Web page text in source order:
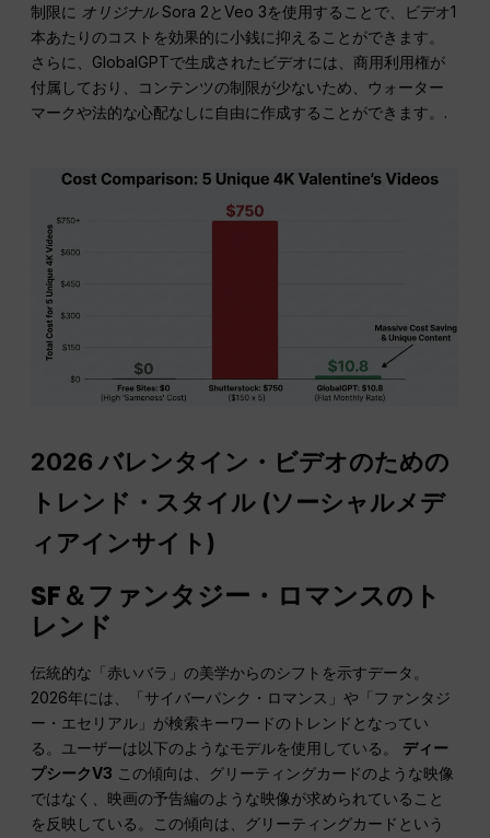
制限に オリジナルSora 2とVeo 3を使用することで、ビデオ1
本あたりのコストを効果的に小銭に抑えることができます。
さらに、GlobalGPTで生成されたビデオには、商用利用権が
付属しており、コンテンツの制限が少ないため、ウォーター
マークや法的な心配なしに自由に作成することができます。.
2026 バレンタイン・ビデオのための
トレンド・スタイル (ソーシャルメデ
ィアインサイト )
SF＆ファンタジー・ロマンスのト
レンド
伝統的な「赤いバラ」の美学からのシフトを示すデータ。
2026年には、「サイバーパンク・ロマンス」や「ファンタジ
ー・エセリアル」が検索キーワードのトレンドとなってい
る。ユーザーは以下のようなモデルを使用している。 ディー
プシークV3 この傾向は、グリーティングカードのような映像
ではなく、映画の予告編のような映像が求められていること
を反映している。この傾向は、グリーティングカードという